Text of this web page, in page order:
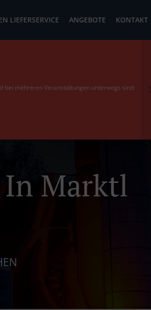
LIEFERSERVICE ANGEBOTE KONTAKT
bei mehreren Veranstaltungen unterwegs sind:
In Marktl